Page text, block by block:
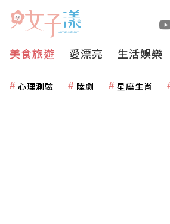
美食旅遊 愛漂亮 生活娛樂
心理測驗 陸劇 星座生肖